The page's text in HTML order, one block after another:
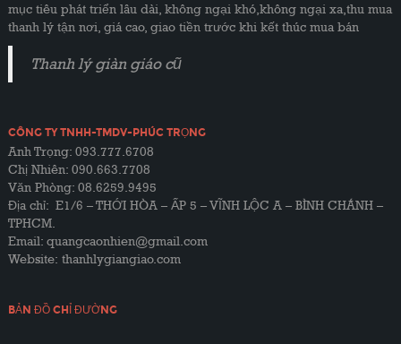
mục tiêu phát triển lâu dài, không ngại khó,không ngại xa,thu mua
thanh lý tận nơi, giá cao, giao tiền trước khi kết thúc mua bán
Thanh lý giàn giáo cũ
CÔNG TY TNHH-TMDV-PHÚC TRỌNG
Anh Trọng: 093.777.6708
Chị Nhiên: 090.663.7708
Văn Phòng: 08.6259.9495
Địa chỉ: E1/6 – THỚI HÒA – ẤP 5 – VĨNH LỘC A – BÌNH CHÁNH –
TPHCM.
Email: quangcaonhien@gmail.com
Website: thanhlygiangiao.com
BẢN ĐỒ CHỈ ĐƯỜNG